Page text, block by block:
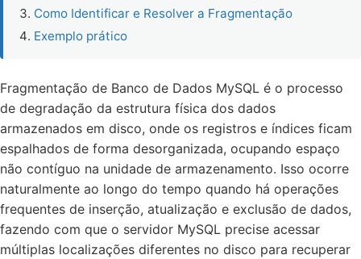
Como Identificar e Resolver a Fragmentação
Exemplo prático
Fragmentação de Banco de Dados MySQL é o processo
de degradação da estrutura física dos dados
armazenados em disco, onde os registros e índices ficam
espalhados de forma desorganizada, ocupando espaço
não contíguo na unidade de armazenamento. Isso ocorre
naturalmente ao longo do tempo quando há operações
frequentes de inserção, atualização e exclusão de dados,
fazendo com que o servidor MySQL precise acessar
múltiplas localizações diferentes no disco para recuperar